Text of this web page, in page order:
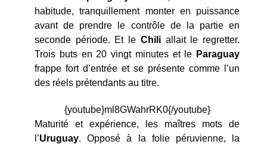
habitude, tranquillement monter en puissance
avant de prendre le contrôle de la partie en
seconde période. Et le Chiliallait le regretter.
Trois buts en 20 vingt minutes et le Paraguay
frappe fort d’entrée et se présente comme l’un
des réels prétendants au titre.
{youtube}ml8GWahrRK0{/youtube}
Maturité et expérience, les maîtres mots de
l’Uruguay. Opposé à la folie péruvienne, la